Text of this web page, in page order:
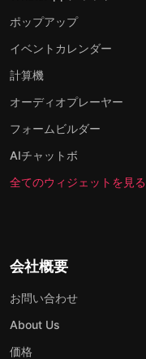
ポップアップ
イベントカレンダー
計算機
オーディオプレーヤー
フォームビルダー
AIチャットボ
全てのウィジェットを見る
会社概要
お問い合わせ
About Us
価格